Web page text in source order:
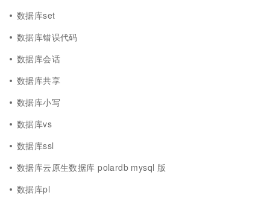
数据库set
数据库错误代码
数据库会话
数据库共享
数据库小写
数据库vs
数据库ssl
数据库云原生数据库 polardb mysql 版
数据库pl